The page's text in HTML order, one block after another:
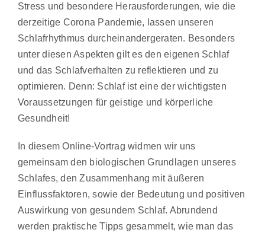
Stress und besondere Herausforderungen, wie die
derzeitige Corona Pandemie, lassen unseren
Schlafrhythmus durcheinandergeraten. Besonders
unter diesen Aspekten gilt es den eigenen Schlaf
und das Schlafverhalten zu reflektieren und zu
optimieren. Denn: Schlaf ist eine der wichtigsten
Voraussetzungen für geistige und körperliche
Gesundheit!
In diesem Online-Vortrag widmen wir uns
gemeinsam den biologischen Grundlagen unseres
Schlafes, den Zusammenhang mit äußeren
Einflussfaktoren, sowie der Bedeutung und positiven
Auswirkung von gesundem Schlaf. Abrundend
werden praktische Tipps gesammelt, wie man das